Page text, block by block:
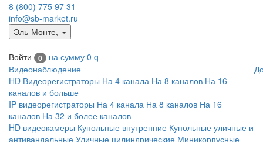
8 (800) 775 97 31
info@sb-market.ru
Эль-Монте,
Войти 0 на сумму 0 q
Видеонаблюдение
HD Видеорегистраторы На 4 канала На 8 каналов На 16
каналов и больше
IP видеорегистраторы На 4 канала На 8 каналов На 16
каналов На 32 и более каналов
HD видеокамеры Купольные внутренние Купольные уличные и
антивандальные Уличные цилиндрические Миникорпусные